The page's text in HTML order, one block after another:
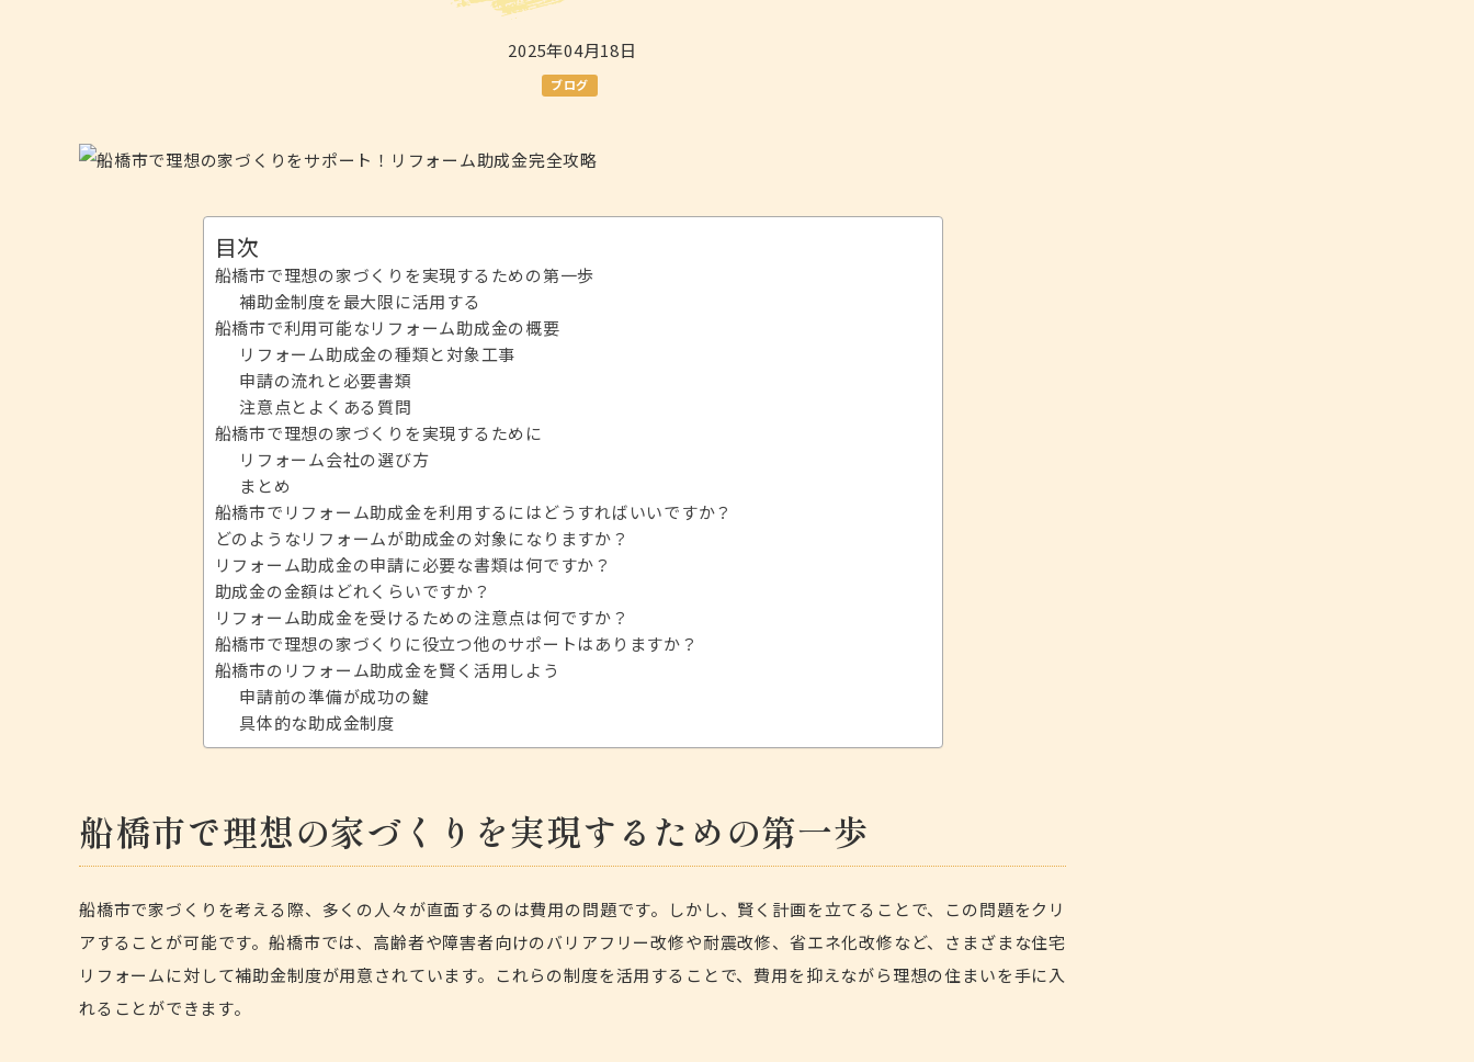
2025年04月18日
ブログ
目次
船橋市で理想の家づくりを実現するための第一歩
補助金制度を最大限に活用する
船橋市で利用可能なリフォーム助成金の概要
リフォーム助成金の種類と対象工事
申請の流れと必要書類
注意点とよくある質問
船橋市で理想の家づくりを実現するために
リフォーム会社の選び方
まとめ
船橋市でリフォーム助成金を利用するにはどうすればいいですか？
どのようなリフォームが助成金の対象になりますか？
リフォーム助成金の申請に必要な書類は何ですか？
助成金の金額はどれくらいですか？
リフォーム助成金を受けるための注意点は何ですか？
船橋市で理想の家づくりに役立つ他のサポートはありますか？
船橋市のリフォーム助成金を賢く活用しよう
申請前の準備が成功の鍵
具体的な助成金制度
船橋市で理想の家づくりを実現するための第一歩
船橋市で家づくりを考える際、多くの人々が直面するのは費用の問題です。しかし、賢く計画を立てることで、この問題をクリ
アすることが可能です。船橋市では、高齢者や障害者向けのバリアフリー改修や耐震改修、省エネ化改修など、さまざまな住宅
リフォームに対して補助金制度が用意されています。これらの制度を活用することで、費用を抑えながら理想の住まいを手に入
れることができます。